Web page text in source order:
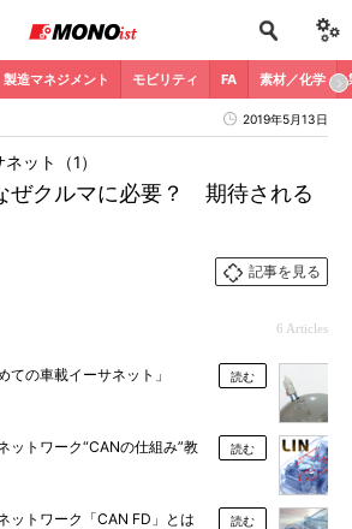
製造マネジメント モビリティ FA 素材／化学
2019年5月13日
ぜクルマに必要？ 期待される
ット（1）
記事を見る
6 Articles
の車載イーサネット」 読む
ットワーク“CANの仕組み”教
読む
ットワーク「CAN FD」とは 読む